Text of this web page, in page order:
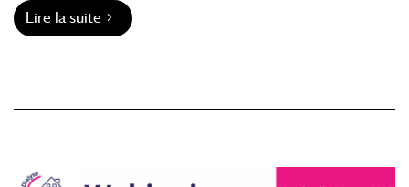
Lire la suite